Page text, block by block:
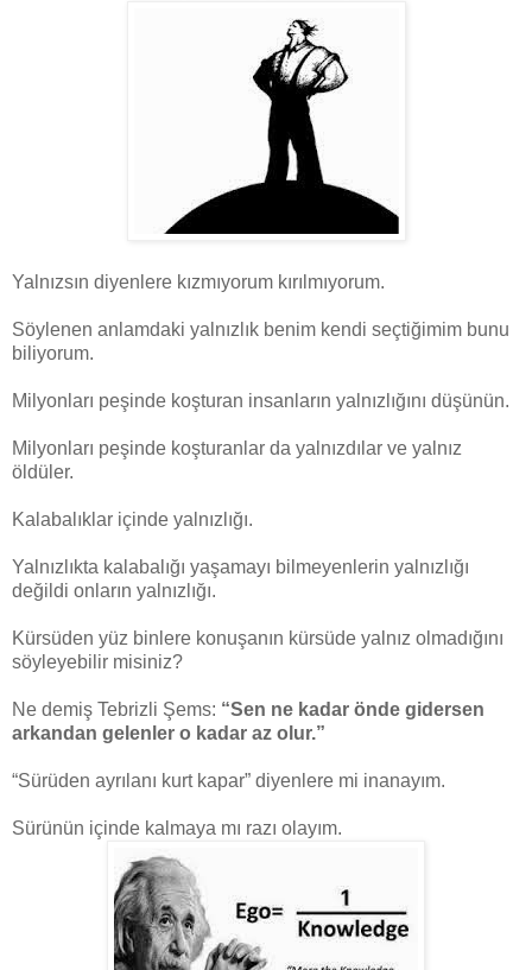
Yalnızsın diyenlere kızmıyorum kırılmıyorum.
Söylenen anlamdaki yalnızlık benim kendi seçtiğimim bunu
biliyorum.
Milyonları peşinde koşturan insanların yalnızlığını düşünün.
Milyonları peşinde koşturanlar da yalnızdılar ve yalnız
öldüler.
Kalabalıklar içinde yalnızlığı.
Yalnızlıkta kalabalığı yaşamayı bilmeyenlerin yalnızlığı
değildi onların yalnızlığı.
Kürsüden yüz binlere konuşanın kürsüde yalnız olmadığını
söyleyebilir misiniz?
Ne demiş Tebrizli Şems: “Sen ne kadar önde gidersen
arkandan gelenler o kadar az olur.”
“Sürüden ayrılanı kurt kapar” diyenlere mi inanayım.
Sürünün içinde kalmaya mı razı olayım.